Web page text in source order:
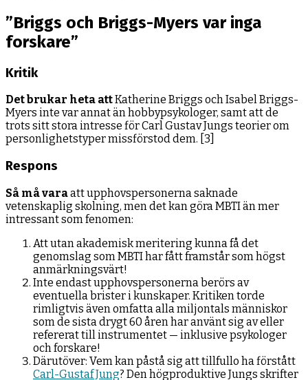
”Briggs och Briggs-Myers var inga
forskare”
Kritik
Det brukar heta attKatherine Briggs och Isabel Briggs-
Myers inte var annat än hobbypsykologer, samt att de
trots sitt stora intresse för Carl Gustav Jungs teorier om
personlighetstyper missförstod dem. [3]
Respons
Så må varaatt upphovspersonerna saknade
vetenskaplig skolning, men det kan göra MBTI än mer
intressant som fenomen:
Att utan akademisk meritering kunna få det
genomslag som MBTI har fått framstår som högst
anmärkningsvärt!
Inte endast upphovspersonerna berörs av
eventuella brister i kunskaper. Kritiken torde
rimligtvis även omfatta alla miljontals människor
som de sista drygt 60 åren har använt sig av eller
refererat till instrumentet — inklusive psykologer
och forskare!
Därutöver: Vem kan påstå sig att tillfullo ha förstått
Carl-Gustaf Jung? Den högproduktive Jungs skrifter